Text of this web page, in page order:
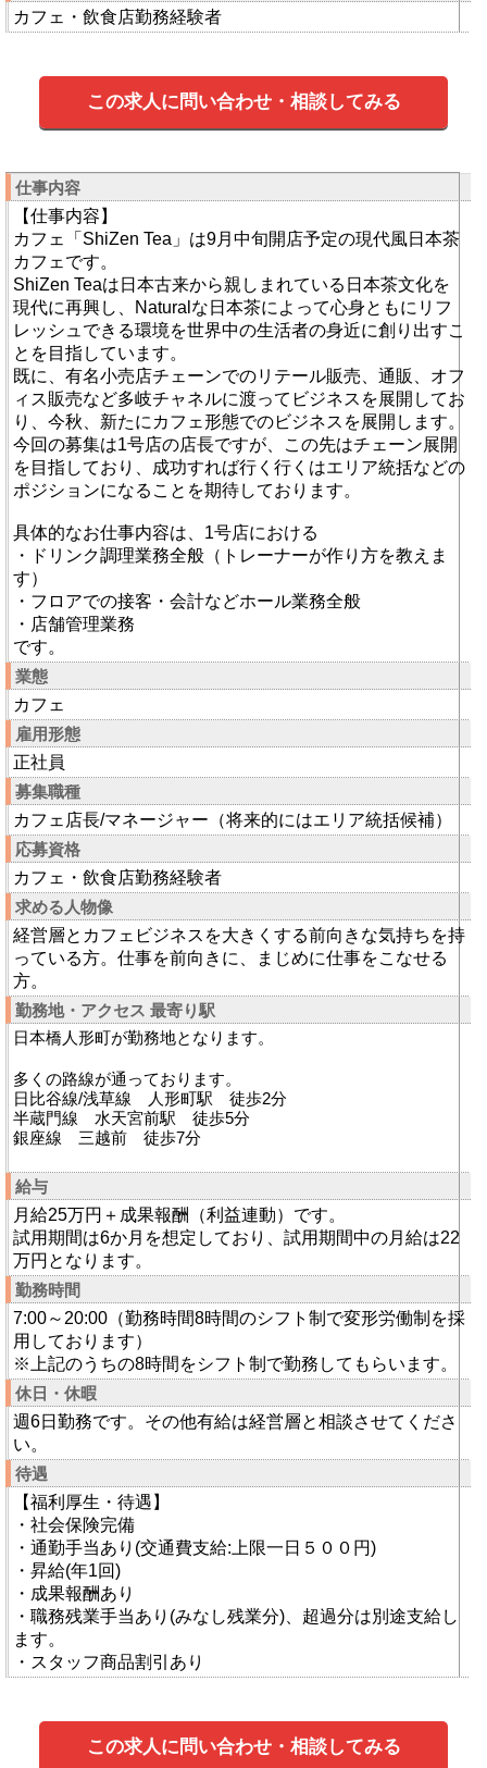
カフェ・飲食店勤務経験者
この求人に問い合わせ・相談してみる
仕事内容
【仕事内容】
カフェ「ShiZen Tea」は9月中旬開店予定の現代風日本茶
カフェです。
ShiZen Teaは日本古来から親しまれている日本茶文化を
現代に再興し、Naturalな日本茶によって心身ともにリフ
レッシュできる環境を世界中の生活者の身近に創り出すこ
とを目指しています。
既に、有名小売店チェーンでのリテール販売、通販、オフ
ィス販売など多岐チャネルに渡ってビジネスを展開してお
り、今秋、新たにカフェ形態でのビジネスを展開します。
今回の募集は1号店の店長ですが、この先はチェーン展開
を目指しており、成功すれば行く行くはエリア統括などの
ポジションになることを期待しております。
具体的なお仕事内容は、1号店における
・ドリンク調理業務全般（トレーナーが作り方を教えま
す）
・フロアでの接客・会計などホール業務全般
・店舗管理業務
です。
業態
カフェ
雇用形態
正社員
募集職種
カフェ店長/マネージャー（将来的にはエリア統括候補）
応募資格
カフェ・飲食店勤務経験者
求める人物像
経営層とカフェビジネスを大きくする前向きな気持ちを持
っている方。仕事を前向きに、まじめに仕事をこなせる
方。
勤務地・アクセス 最寄り駅
日本橋人形町が勤務地となります。
多くの路線が通っております。
日比谷線/浅草線 人形町駅 徒歩2分
半蔵門線 水天宮前駅 徒歩5分
銀座線 三越前 徒歩7分
給与
月給25万円＋成果報酬（利益連動）です。
試用期間は6か月を想定しており、試用期間中の月給は22
万円となります。
勤務時間
7:00～20:00（勤務時間8時間のシフト制で変形労働制を採
用しております）
※上記のうちの8時間をシフト制で勤務してもらいます。
休日・休暇
週6日勤務です。その他有給は経営層と相談させてくださ
い。
待遇
【福利厚生・待遇】
・社会保険完備
・通勤手当あり(交通費支給:上限一日５００円)
・昇給(年1回)
・成果報酬あり
・職務残業手当あり(みなし残業分)、超過分は別途支給し
ます。
・スタッフ商品割引あり
この求人に問い合わせ・相談してみる